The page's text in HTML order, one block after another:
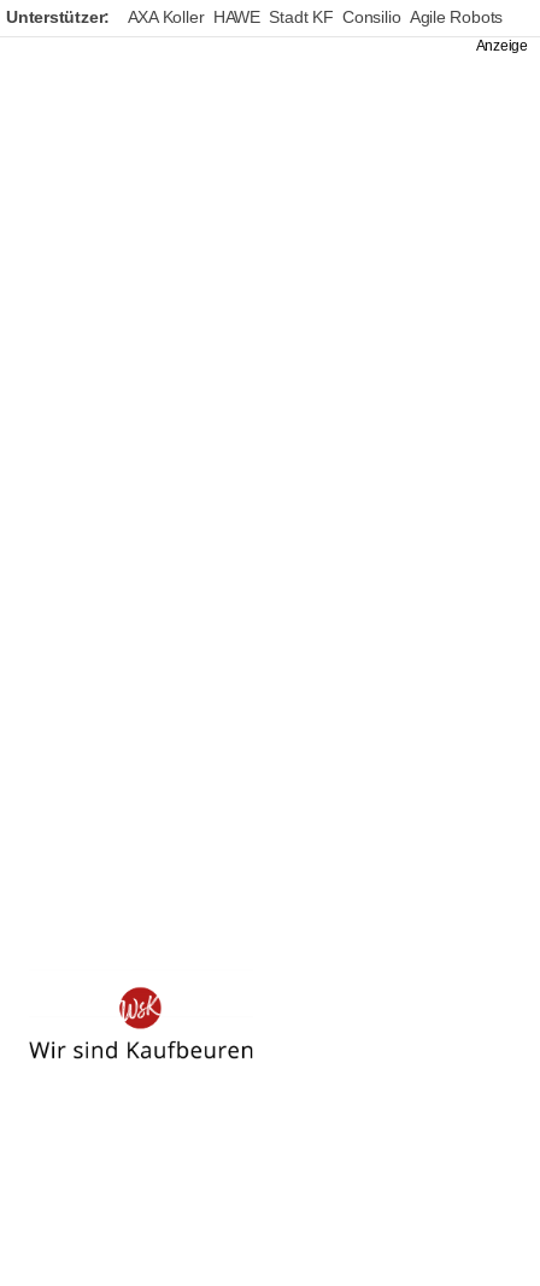
Unterstützer: AXA Koller HAWE Stadt KF Consilio Agile Robots